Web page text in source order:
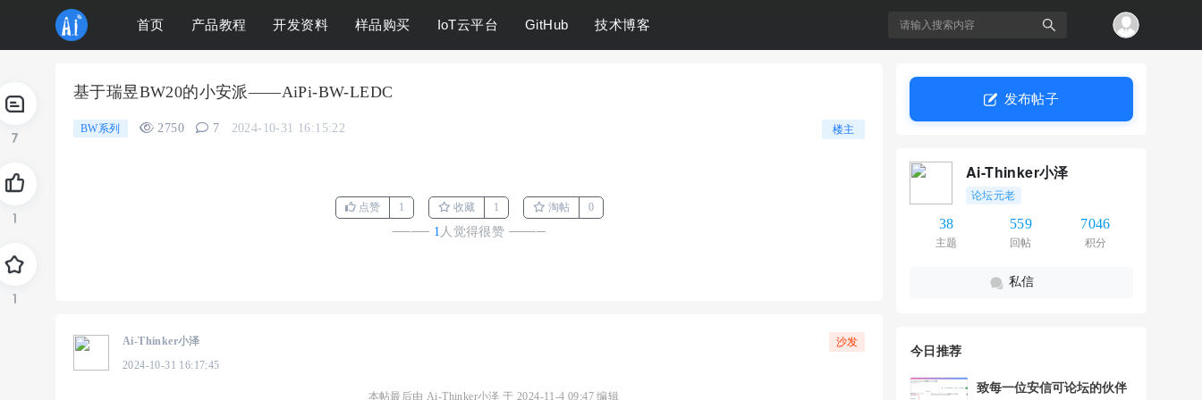
首页 产品教程 开发资料 样品购买 IoT云平台 GitHub 技术博客
搜
7
1
1
基于瑞昱BW20的小安派——AiPi-BW-LEDC 发布帖子
Ai-Thinker小泽
论坛元老
38
主题
559
回帖
7046
积分
私信
楼主
BW系列 2750 7 2024-10-31 16:15:22
点赞 1 收藏 1 淘帖 0
──── 1 人觉得很赞 ────
沙发
Ai-Thinker小泽
2024-10-31 16:17:45
本帖最后由 Ai-Thinker小泽 于 2024-11-4 09:47 编辑
今日推荐
致每一位安信可论坛的伙伴